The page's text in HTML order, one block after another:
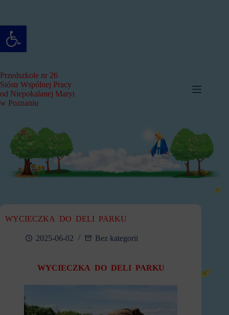
Otwórz pasek narzędzi
Przedszkole nr 26
Sióstr Wspólnej Pracy
od Niepokalanej Maryi
w Poznaniu
WYCIECZKA DO DELI PARKU
2025-06-02 Bez kategorii
WYCIECZKA DO DELI PARKU